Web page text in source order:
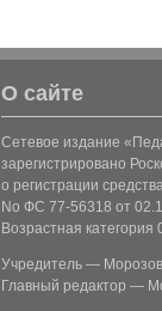
О сайте
Сетевое издание
зарегистрировано
о регистрации
No ФС 77-56318 от
Возрастная категория
Учредитель — Морозов
Главный редактор —